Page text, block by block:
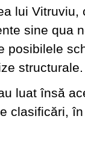
lui
sine qua
posibilele
structurale.
luat însă
clasificări,